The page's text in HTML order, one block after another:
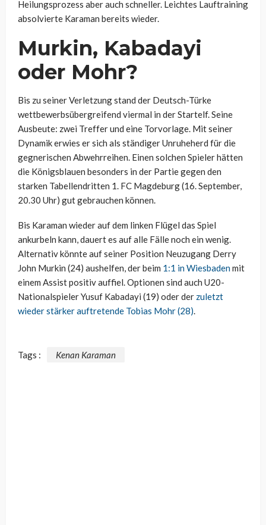
Heilungsprozess aber auch schneller. Leichtes Lauftraining
absolvierte Karaman bereits wieder.
Murkin, Kabadayi
oder Mohr?
Bis zu seiner Verletzung stand der Deutsch-Türke
wettbewerbsübergreifend viermal in der Startelf. Seine
Ausbeute: zwei Treffer und eine Torvorlage. Mit seiner
Dynamik erwies er sich als ständiger Unruheherd für die
gegnerischen Abwehrreihen. Einen solchen Spieler hätten
die Königsblauen besonders in der Partie gegen den
starken Tabellendritten 1. FC Magdeburg (16. September,
20.30 Uhr) gut gebrauchen können.
Bis Karaman wieder auf dem linken Flügel das Spiel
ankurbeln kann, dauert es auf alle Fälle noch ein wenig.
Alternativ könnte auf seiner Position Neuzugang Derry
John Murkin (24) aushelfen, der beim 1:1 in Wiesbadenmit
einem Assist positiv auffiel. Optionen sind auch U20-
Nationalspieler Yusuf Kabadayi (19) oder der zuletzt
wieder stärker auftretende Tobias Mohr (28).
Tags : Kenan Karaman